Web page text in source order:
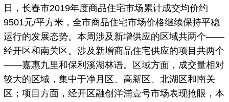
日，长春市2019年度商品住宅市场累计成交均价约
9501元/平方米，全市商品住宅市场价格继续保持平稳
运行的发展态势。本周涉及新增供应的区域共两个——
经开区和南关区。涉及新增商品住宅供应的项目共两个
——嘉惠九里和保利溪湖林语。区域方面，成交量相对
较大的区域，集中于净月区、高新区、北湖区和南关
区；项目方面，经开区融创洋浦壹号市场表现抢眼，本